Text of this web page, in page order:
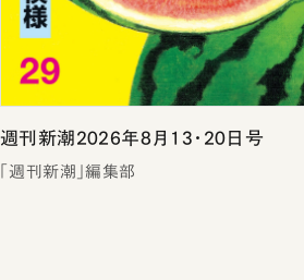
週刊新潮2026年8月13・20日号
「週刊新潮」編集部